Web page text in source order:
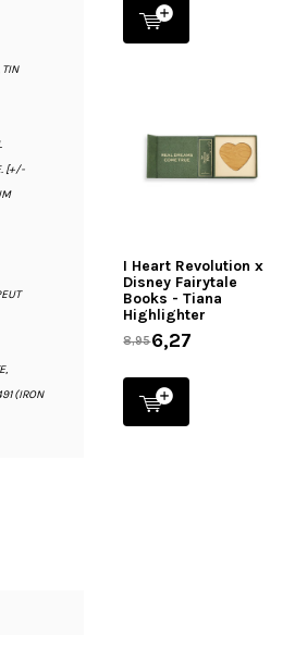
TIN
[+/-
(IRON
I Heart Revolution x
Disney Fairytale
Books - Tiana
Highlighter
8,956,27